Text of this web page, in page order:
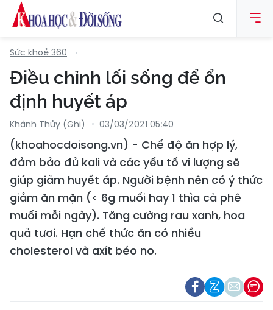
Sức khoẻ 360
Điều chỉnh lối sống để ổn
định huyết áp
Khánh Thủy (ghi) 03/03/2021 05:40
(khoahocdoisong.vn) - Chế độ ăn hợp lý,
đảm bảo đủ kali và các yếu tố vi lượng sẽ
giúp giảm huyết áp. Người bệnh nên có ý thức
giảm ăn mặn (< 6g muối hay 1 thìa cà phê
muối mỗi ngày). Tăng cường rau xanh, hoa
quả tươi. Hạn chế thức ăn có nhiều
cholesterol và axít béo no.